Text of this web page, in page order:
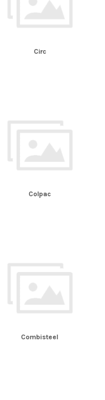
Circ
Colpac
Combisteel